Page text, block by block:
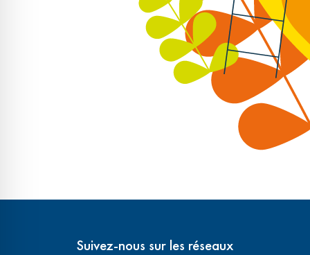
Suivez-nous sur les réseaux